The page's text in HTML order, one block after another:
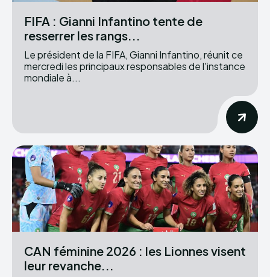
FIFA : Gianni Infantino tente de
resserrer les rangs...
Le président de la FIFA, Gianni Infantino, réunit ce
mercredi les principaux responsables de l'instance
mondiale à...
CAN féminine 2026 : les Lionnes visent
leur revanche...